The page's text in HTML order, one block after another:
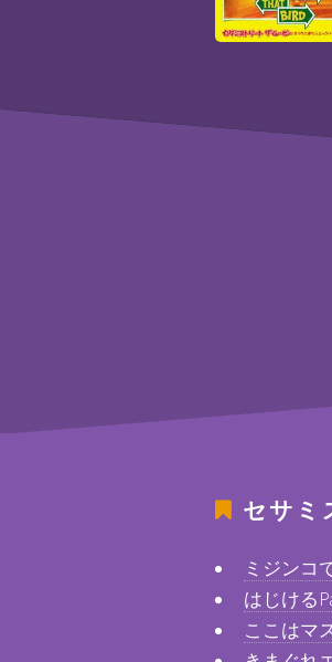
セサミ
ミジンコ
はじける
ここはマ